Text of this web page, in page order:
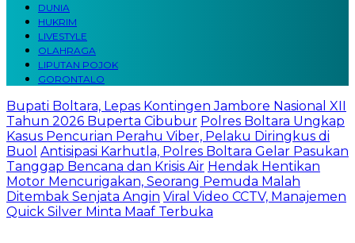
DUNIA
HUKRIM
LIVESTYLE
OLAHRAGA
LIPUTAN POJOK
GORONTALO
Bupati Boltara, Lepas Kontingen Jambore Nasional XII
Tahun 2026 Buperta Cibubur Polres Boltara Ungkap
Kasus Pencurian Perahu Viber, Pelaku Diringkus di
Buol Antisipasi Karhutla, Polres Boltara Gelar Pasukan
Tanggap Bencana dan Krisis Air Hendak Hentikan
Motor Mencurigakan, Seorang Pemuda Malah
Ditembak Senjata Angin Viral Video CCTV, Manajemen
Quick Silver Minta Maaf Terbuka